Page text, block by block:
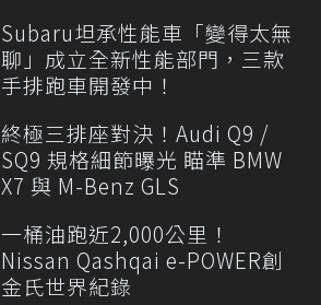
Subaru坦承性能車「變得太無
聊」成立全新性能部門，三款
手排跑車開發中！
終極三排座對決！Audi Q9 /
SQ9 規格細節曝光 瞄準 BMW
X7 與 M-Benz GLS
一桶油跑近2,000公里！
Nissan Qashqai e-POWER創
金氏世界紀錄